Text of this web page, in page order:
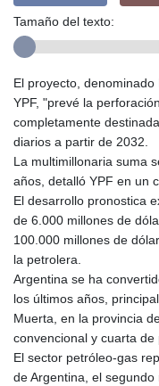
Tamaño del texto:
El proyecto,
YPF, "prevé la
completamente
diarios a partir de 2032.
La multimillonaria suma
años, detalló YPF en un
El desarrollo pronostica
de 6.000 millones de
100.000 millones de
la petrolera.
Argentina se ha
los últimos años,
Muerta, en la provincia
convencional y cuarta
El sector petróleo-gas
de Argentina, el